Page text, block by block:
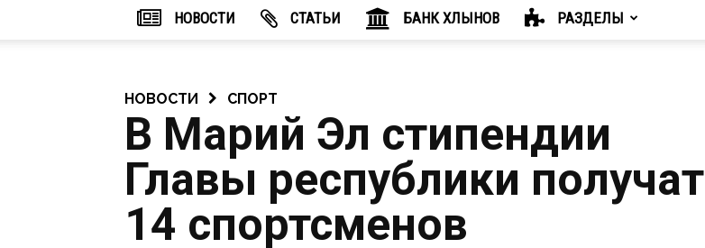
НОВОСТИ CТАТЬИ БАНК ХЛЫНОВ РАЗДЕЛЫ
НОВОСТИ СПОРТ
В Марий Эл стипендии
Главы республики получат
14 спортсменов